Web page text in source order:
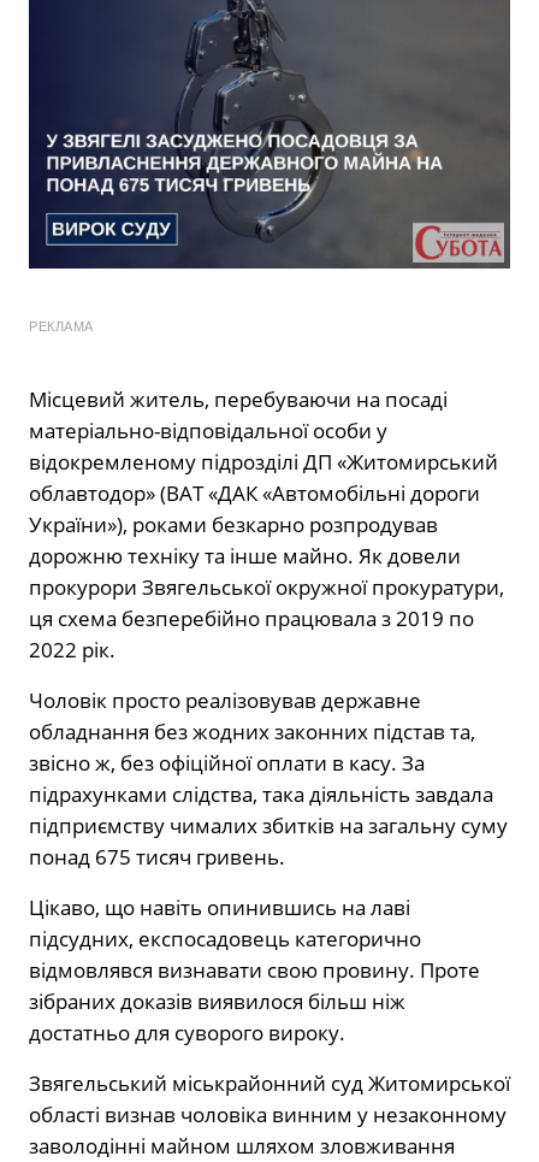
РЕКЛАМА
Місцевий житель, перебуваючи на посаді
матеріально-відповідальної особи у
відокремленому підрозділі ДП «Житомирський
облавтодор» (ВАТ «ДАК «Автомобільні дороги
України»), роками безкарно розпродував
дорожню техніку та інше майно. Як довели
прокурори Звягельської окружної прокуратури,
ця схема безперебійно працювала з 2019 по
2022 рік.
Чоловік просто реалізовував державне
обладнання без жодних законних підстав та,
звісно ж, без офіційної оплати в касу. За
підрахунками слідства, така діяльність завдала
підприємству чималих збитків на загальну суму
понад 675 тисяч гривень.
Цікаво, що навіть опинившись на лаві
підсудних, експосадовець категорично
відмовлявся визнавати свою провину. Проте
зібраних доказів виявилося більш ніж
достатньо для суворого вироку.
Звягельський міськрайонний суд Житомирської
області визнав чоловіка винним у незаконному
заволодінні майном шляхом зловживання